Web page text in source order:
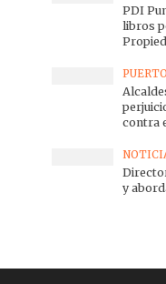
PDI
libros
contra
y